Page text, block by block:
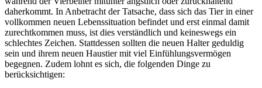
daherkommt. In Anbetracht der Tatsache, dass sich das Tier in einer
vollkommen neuen Lebenssituation befindet und erst einmal damit
zurechtkommen muss, ist dies verständlich und keineswegs ein
schlechtes Zeichen. Stattdessen sollten die neuen Halter geduldig
sein und ihrem neuen Haustier mit viel Einfühlungsvermögen
begegnen. Zudem lohnt es sich, die folgenden Dinge zu
berücksichtigen: